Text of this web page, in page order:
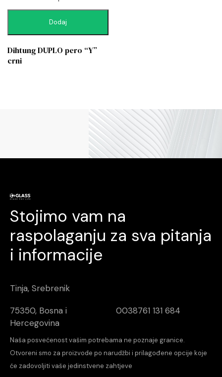
Dodaj
Dihtung DUPLO pero “Y”
crni
Stojimo vam na
raspolaganju za sva pitanja
i informacije
Tinja, Srebrenik
75350, Bosna i
Hercegovina
0038761 131 684
Naša posvećenost vašim potrebama ne poznaje granice.
Otvoreni smo za proizvode po narudžbi i prilagođene opcije koje
će zadovoljiti vaše jedinstvene zahtjeve